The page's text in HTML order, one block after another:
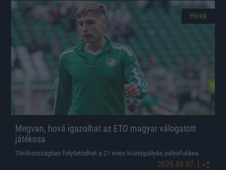
Hírek
Megvan, hová igazolhat az ETO magyar válogatott
játékosa
Törökországban folytatódhat a 21 éves középpályás pályafutása.
2026.08.07. |